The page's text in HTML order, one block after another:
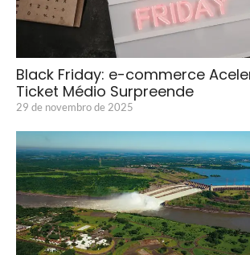
Black Friday: e-commerce
Ticket Médio Surpreende
29 de novembro de 2025